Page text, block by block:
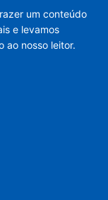
um conteúdo
e levamos
ao nosso leitor.